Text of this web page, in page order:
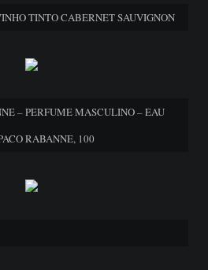
TINTO CABERNET SAUVIGNON
– PERFUME MASCULINO – EAU
RABANNE, 100